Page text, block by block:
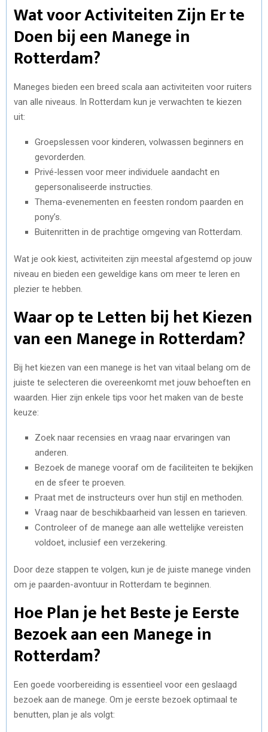
Wat voor Activiteiten Zijn Er te
Doen bij een Manege in
Rotterdam?
Maneges bieden een breed scala aan activiteiten voor ruiters
van alle niveaus. In Rotterdam kun je verwachten te kiezen
uit:
Groepslessen voor kinderen, volwassen beginners en
gevorderden.
Privé-lessen voor meer individuele aandacht en
gepersonaliseerde instructies.
Thema-evenementen en feesten rondom paarden en
pony’s.
Buitenritten in de prachtige omgeving van Rotterdam.
Wat je ook kiest, activiteiten zijn meestal afgestemd op jouw
niveau en bieden een geweldige kans om meer te leren en
plezier te hebben.
Waar op te Letten bij het Kiezen
van een Manege in Rotterdam?
Bij het kiezen van een manege is het van vitaal belang om de
juiste te selecteren die overeenkomt met jouw behoeften en
waarden. Hier zijn enkele tips voor het maken van de beste
keuze:
Zoek naar recensies en vraag naar ervaringen van
anderen.
Bezoek de manege vooraf om de faciliteiten te bekijken
en de sfeer te proeven.
Praat met de instructeurs over hun stijl en methoden.
Vraag naar de beschikbaarheid van lessen en tarieven.
Controleer of de manege aan alle wettelijke vereisten
voldoet, inclusief een verzekering.
Door deze stappen te volgen, kun je de juiste manege vinden
om je paarden-avontuur in Rotterdam te beginnen.
Hoe Plan je het Beste je Eerste
Bezoek aan een Manege in
Rotterdam?
Een goede voorbereiding is essentieel voor een geslaagd
bezoek aan de manege. Om je eerste bezoek optimaal te
benutten, plan je als volgt: